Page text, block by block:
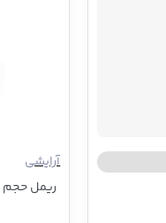
آرایشی
ریمل حجم